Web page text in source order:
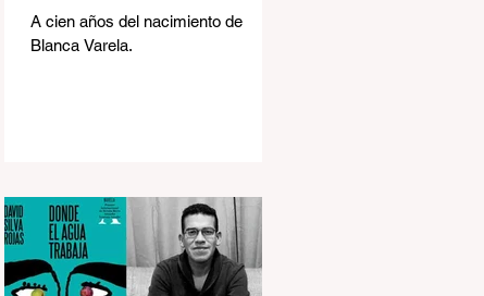
A cien años del nacimiento de
Blanca Varela.